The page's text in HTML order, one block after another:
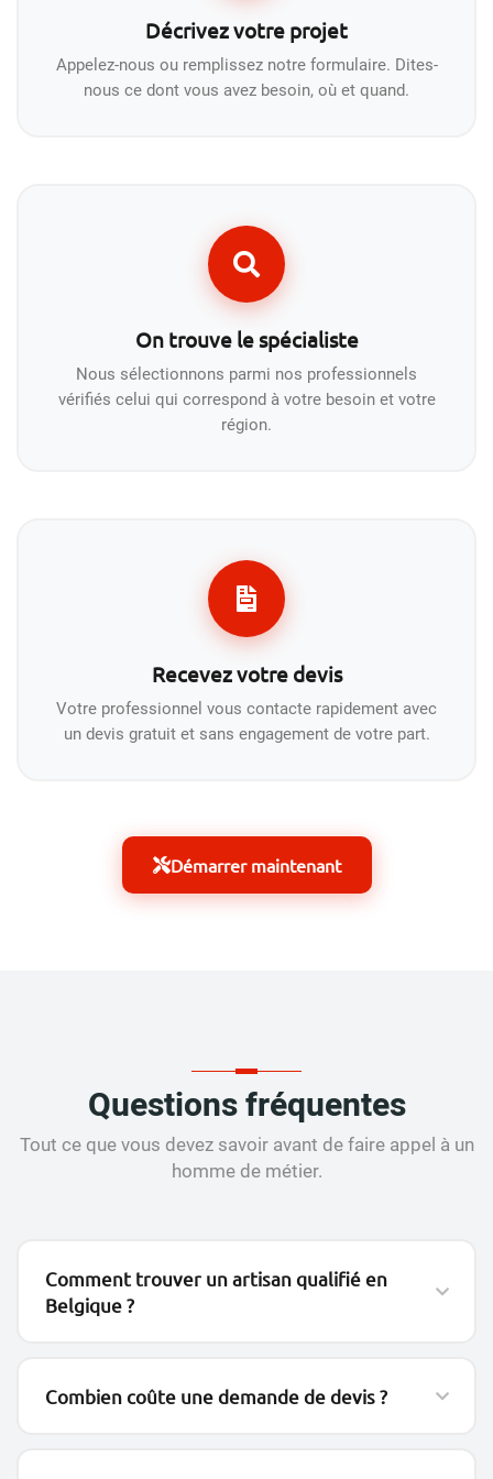
Décrivez votre projet
Appelez-nous ou remplissez notre formulaire. Dites-
nous ce dont vous avez besoin, où et quand.
On trouve le spécialiste
Nous sélectionnons parmi nos professionnels
vérifiés celui qui correspond à votre besoin et votre
région.
Recevez votre devis
Votre professionnel vous contacte rapidement avec
un devis gratuit et sans engagement de votre part.
Démarrer maintenant
Questions fréquentes
Tout ce que vous devez savoir avant de faire appel à un
homme de métier.
Comment trouver un artisan qualifié en
Belgique ?
vérifiez qu'il possède un numéro d'entreprise BCE actif,
Combien coûte une demande de devis ?